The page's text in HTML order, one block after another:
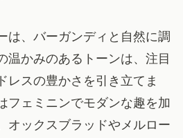
は、バーガンディと自然に調
温かみのあるトーンは、注目
レスの豊かさを引き立てま
フェミニンでモダンな趣を加
オックスブラッドやメルロー